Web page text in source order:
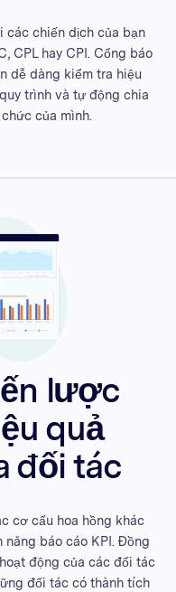
các chiến dịch của bạn
CPL hay CPI. Cổng báo
dễ dàng kiểm tra hiệu
trình và tự động chia
của mình.
lược
quả
đối tác
cơ cấu hoa hồng khác
báo cáo KPI. Đồng
động của các đối tác
đối tác có thành tích